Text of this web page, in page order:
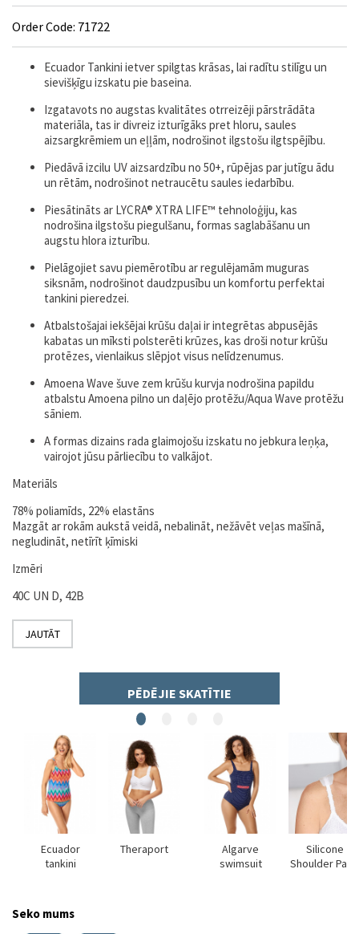
Order Code: 71722
Ecuador Tankini ietver spilgtas krāsas, lai radītu stilīgu un
sievišķīgu izskatu pie baseina.
Izgatavots no augstas kvalitātes otrreizēji pārstrādāta
materiāla, tas ir divreiz izturīgāks pret hloru, saules
aizsargkrēmiem un eļļām, nodrošinot ilgstošu ilgtspējību.
Piedāvā izcilu UV aizsardzību no 50+, rūpējas par jutīgu ādu
un rētām, nodrošinot netraucētu saules iedarbību.
Piesātināts ar LYCRA® XTRA LIFE™ tehnoloģiju, kas
nodrošina ilgstošu piegulšanu, formas saglabāšanu un
augstu hlora izturību.
Pielāgojiet savu piemērotību ar regulējamām muguras
siksnām, nodrošinot daudzpusību un komfortu perfektai
tankini pieredzei.
Atbalstošajai iekšējai krūšu daļai ir integrētas abpusējās
kabatas un mīksti polsterēti krūzes, kas droši notur krūšu
protēzes, vienlaikus slēpjot visus nelīdzenumus.
Amoena Wave šuve zem krūšu kurvja nodrošina papildu
atbalstu Amoena pilno un daļējo protēžu/Aqua Wave protēžu
sāniem.
A formas dizains rada glaimojošu izskatu no jebkura leņķa,
vairojot jūsu pārliecību to valkājot.
Materiāls
78% poliamīds, 22% elastāns
Mazgāt ar rokām aukstā veidā, nebalināt, nežāvēt veļas mašīnā,
negludināt, netīrīt ķīmiski
Izmēri
40C UN D, 42B
JAUTĀT
PĒDĒJIE SKATĪTIE
Ecuador
tankini
Theraport
Algarve
swimsuit
Silicone
Shoulder Pads
Seko mums